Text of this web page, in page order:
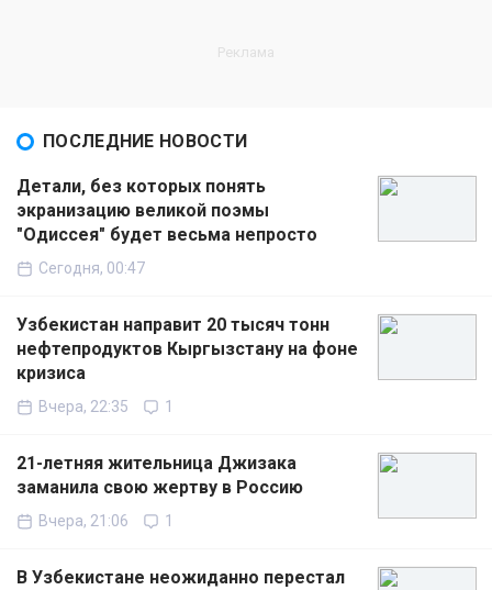
ПОСЛЕДНИЕ НОВОСТИ
Детали, без которых понять
экранизацию великой поэмы
"Одиссея" будет весьма непросто
Сегодня, 00:47
Узбекистан направит 20 тысяч тонн
нефтепродуктов Кыргызстану на фоне
кризиса
Вчера, 22:35 1
21-летняя жительница Джизака
заманила свою жертву в Россию
Вчера, 21:06 1
В Узбекистане неожиданно перестал